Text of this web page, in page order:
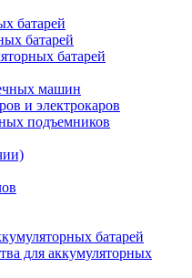
батарей
батарей
батарей
машин
и электрокаров
подъемников
батарей
для аккумуляторных